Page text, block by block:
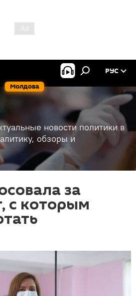
Молдова
РУС
новости политики в
обзоры и
за
с которым